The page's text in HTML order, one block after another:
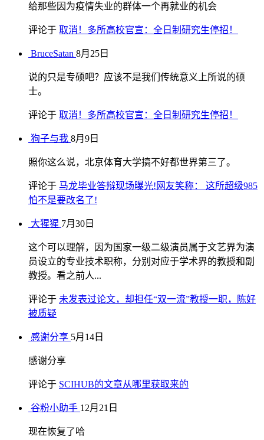
给那些因为疫情失业的群体一个再就业的机会
评论于 取消！多所高校官宣：全日制研究生停招！
BruceSatan 8月25日
说的只是专硕吧？应该不是我们传统意义上所说的硕
士。
评论于 取消！多所高校官宣：全日制研究生停招！
狗子与我 8月9日
照你这么说，北京体育大学搞不好都世界第三了。
评论于 马龙毕业答辩现场曝光!网友笑称： 这所超级985
怕不是要改名了!
大猩猩 7月30日
这个可以理解，因为国家一级二级演员属于文艺界为演
员设立的专业技术职称，分别对应于学术界的教授和副
教授。看之前人...
评论于 未发表过论文，却担任“双一流”教授一职，陈好
被质疑
感谢分享 5月14日
感谢分享
评论于 SCIHUB的文章从哪里获取来的
谷粉小助手 12月21日
现在恢复了哈